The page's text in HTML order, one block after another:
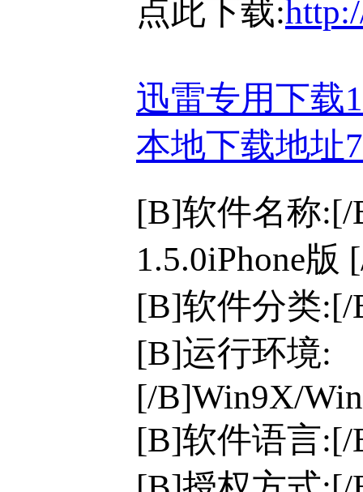
点此下载:
迅雷专用下载
本地下载地址
[B]软件名称:[/
1.5.0iPhone版
[B]软件分类
[B]运行环境:
[/B]Win9X/
[B]软件语言